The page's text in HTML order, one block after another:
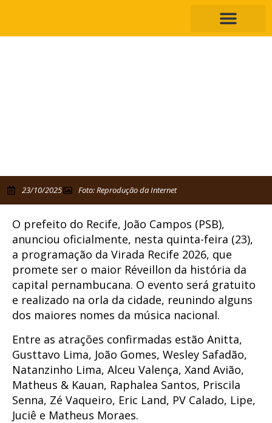
23/10/2025 Foto: Reprodução da Internet
O prefeito do Recife, João Campos (PSB),
anunciou oficialmente, nesta quinta-feira (23),
a programação da Virada Recife 2026, que
promete ser o maior Réveillon da história da
capital pernambucana. O evento será gratuito
e realizado na orla da cidade, reunindo alguns
dos maiores nomes da música nacional.
Entre as atrações confirmadas estão Anitta,
Gusttavo Lima, João Gomes, Wesley Safadão,
Natanzinho Lima, Alceu Valença, Xand Avião,
Matheus & Kauan, Raphalea Santos, Priscila
Senna, Zé Vaqueiro, Eric Land, PV Calado, Lipe,
Juciê e Matheus Moraes.